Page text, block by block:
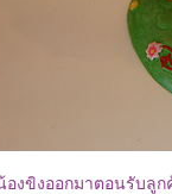
องขิงออกมาตอนรับลู